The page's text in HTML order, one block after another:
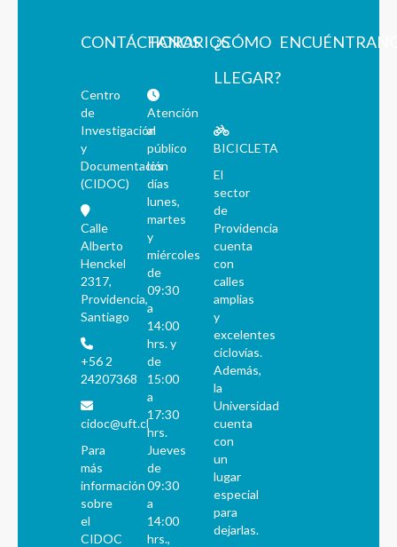
CONTÁCTANOS
Centro
de
Investigación
y
Documentación
(CIDOC)
Calle
Alberto
Henckel
2317,
Providencia,
Santiago
+56 2
24207368
cidoc@uft.cl
Para
más
información
sobre
el
CIDOC
HORARIOS
Atención
al
público
los
días
lunes,
martes
y
miércoles
de
09:30
a
14:00
hrs. y
de
15:00
a
17:30
hrs.
Jueves
de
09:30
a
14:00
hrs.,
¿CÓMO
LLEGAR?
BICICLETA
El
sector
de
Providencia
cuenta
con
calles
amplias
y
excelentes
ciclovías.
Además,
la
Universidad
cuenta
con
un
lugar
especial
para
dejarlas.